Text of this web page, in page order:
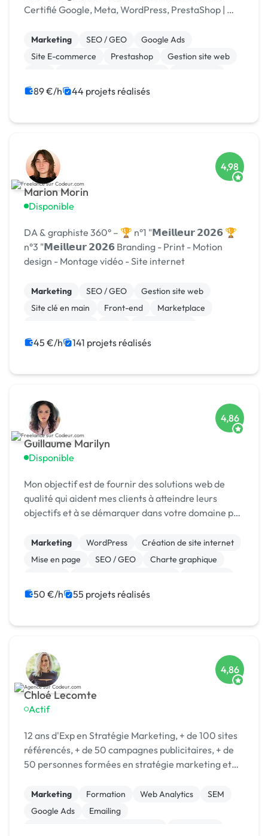
Certifié Google, Meta, WordPress, PrestaShop | 🏆
Marketing SEO / GEO
Google Ads
Site E-commerce
Prestashop
Gestion site web
Web Analytics
89 €/h 44 projets réalisés
Marion Morin
Disponible
4,98
DA & graphiste 360° – 🏆 n°1 "𝗠𝗲𝗶𝗹𝗹𝗲𝘂𝗿 𝟮𝟬𝟮𝟲 🏆
n°3 "𝗠𝗲𝗶𝗹𝗹𝗲𝘂𝗿 𝟮𝟬𝟮𝟲 Branding - Print - Motion
design - Montage vidéo - Site internet
Marketing SEO / GEO
Gestion site web
Site clé en main
Front-end
Marketplace
Migration ou refonte de site
45 €/h 141 projets réalisés
Guillaume Marilyn
Disponible
4,86
Mon objectif est de fournir des solutions web de
qualité qui aident mes clients à atteindre leurs
objectifs et à se démarquer dans votre domaine par
fonctionnelles qui captivent les utilisateurs. Je
vou...
Marketing WordPress
Création de site internet
Mise en page
SEO / GEO
Charte graphique
Audio, Video, Multimedia
50 €/h 55 projets réalisés
Chloé Lecomte
Actif
4,86
12 ans d'Exp en Stratégie Marketing, + de 100 sites
référencés, + de 50 campagnes publicitaires, + de
50 personnes formées en stratégie marketing et
Marketing Formation Web Analytics
SEM
Google Ads
Emailing